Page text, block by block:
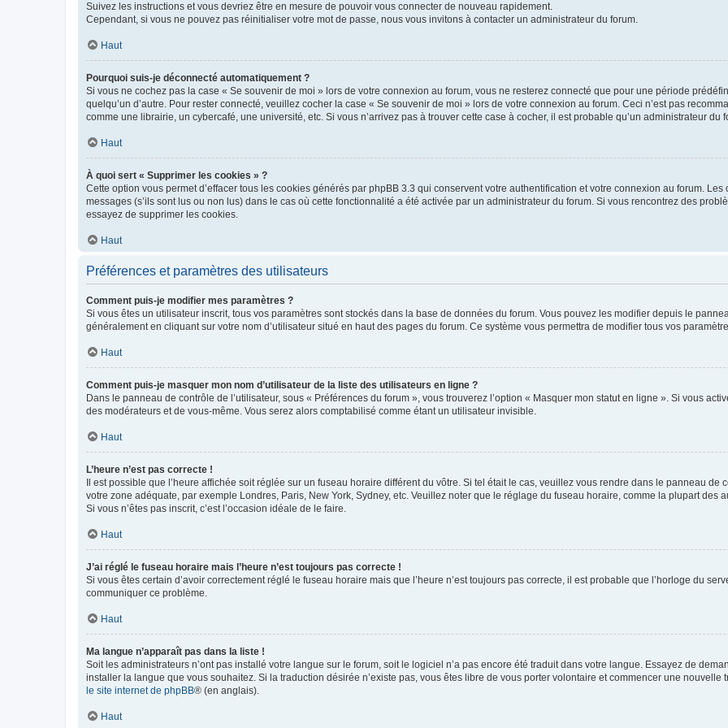
Suivez les instructions et vous devriez être en mesure de pouvoir vous connecter de nouveau rapidement.
Cependant, si vous ne pouvez pas réinitialiser votre mot de passe, nous vous invitons à contacter un administrateur du forum.
Haut
Pourquoi suis-je déconnecté automatiquement ?
Si vous ne cochez pas la case « Se souvenir de moi » lors de votre connexion au forum, vous ne resterez connecté que pour une période
quelqu’un d’autre. Pour rester connecté, veuillez cocher la case « Se souvenir de moi » lors de votre connexion au forum. Ceci n’est pas
comme une librairie, un cybercafé, une université, etc. Si vous n’arrivez pas à trouver cette case à cocher, il est probable qu’un administrateur du
Haut
À quoi sert « Supprimer les cookies » ?
Cette option vous permet d’effacer tous les cookies générés par phpBB 3.3 qui conservent votre authentification et votre connexion au forum.
messages (s’ils sont lus ou non lus) dans le cas où cette fonctionnalité a été activée par un administrateur du forum. Si vous rencontrez des
essayez de supprimer les cookies.
Haut
Préférences et paramètres des utilisateurs
Comment puis-je modifier mes paramètres ?
Si vous êtes un utilisateur inscrit, tous vos paramètres sont stockés dans la base de données du forum. Vous pouvez les modifier depuis le
généralement en cliquant sur votre nom d’utilisateur situé en haut des pages du forum. Ce système vous permettra de modifier tous vos
Haut
Comment puis-je masquer mon nom d’utilisateur de la liste des utilisateurs en ligne ?
Dans le panneau de contrôle de l’utilisateur, sous « Préférences du forum », vous trouverez l’option « Masquer mon statut en ligne ». Si vous
des modérateurs et de vous-même. Vous serez alors comptabilisé comme étant un utilisateur invisible.
Haut
L’heure n’est pas correcte !
Il est possible que l’heure affichée soit réglée sur un fuseau horaire différent du vôtre. Si tel était le cas, veuillez vous rendre dans le panneau de
votre zone adéquate, par exemple Londres, Paris, New York, Sydney, etc. Veuillez noter que le réglage du fuseau horaire, comme la plupart des
Si vous n’êtes pas inscrit, c’est l’occasion idéale de le faire.
Haut
J’ai réglé le fuseau horaire mais l’heure n’est toujours pas correcte !
Si vous êtes certain d’avoir correctement réglé le fuseau horaire mais que l’heure n’est toujours pas correcte, il est probable que l’horloge du
communiquer ce problème.
Haut
Ma langue n’apparaît pas dans la liste !
Soit les administrateurs n’ont pas installé votre langue sur le forum, soit le logiciel n’a pas encore été traduit dans votre langue. Essayez de
installer la langue que vous souhaitez. Si la traduction désirée n’existe pas, vous êtes libre de vous porter volontaire et commencer une nouvelle
le site internet de phpBB® (en anglais).
Haut